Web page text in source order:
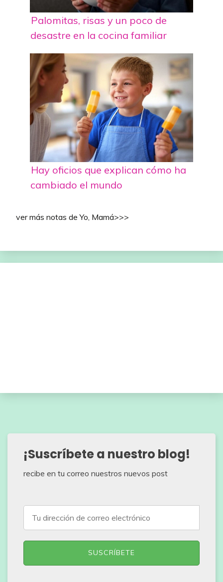
Palomitas, risas y un poco de
desastre en la cocina familiar
Hay oficios que explican cómo ha
cambiado el mundo
ver más notas de Yo, Mamá>>>
¡Suscríbete a nuestro blog!
recibe en tu correo nuestros nuevos post